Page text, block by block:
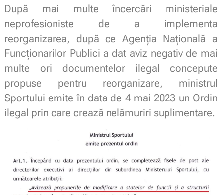
După mai multe încercări ministeriale
neprofesioniste de a implementa
reorganizarea, după ce Agenția Națională a
Funcționarilor Publici a dat aviz negativ de mai
multe ori documentelor ilegal concepute
propuse pentru reorganizare, ministrul
Sportului emite în data de 4 mai 2023 un Ordin
ilegal prin care crează nelămuriri suplimentare.